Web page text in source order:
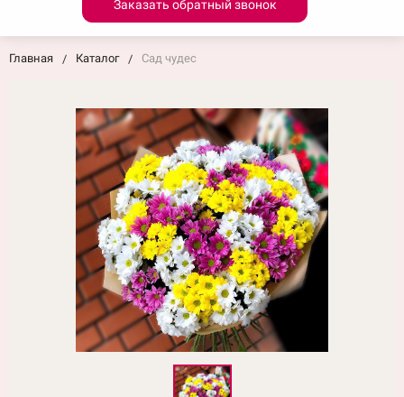
Заказать обратный звонок
Главная Каталог Сад чудес